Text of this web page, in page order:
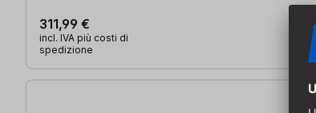
311,99 €
incl. IVA più costi di
spedizione